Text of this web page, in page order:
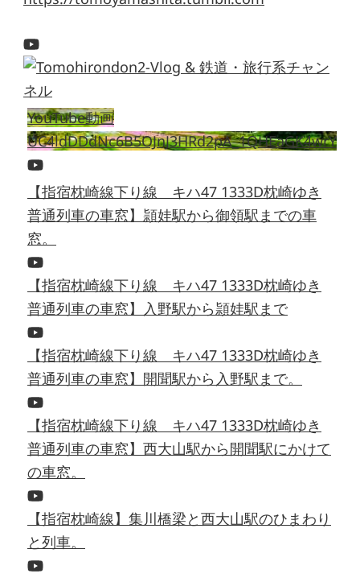
YouTube動画
UC4ldDDdNc6B5OJnJ3HRd2pA_1QHEaGK4wrY
【指宿枕崎線下り線 キハ47 1333D枕崎ゆき
普通列車の車窓】頴娃駅から御領駅までの車
窓。
【指宿枕崎線下り線 キハ47 1333D枕崎ゆき
普通列車の車窓】入野駅から頴娃駅まで
【指宿枕崎線下り線 キハ47 1333D枕崎ゆき
普通列車の車窓】開聞駅から入野駅まで。
【指宿枕崎線下り線 キハ47 1333D枕崎ゆき
普通列車の車窓】西大山駅から開聞駅にかけて
の車窓。
【指宿枕崎線】集川橋梁と西大山駅のひまわり
と列車。